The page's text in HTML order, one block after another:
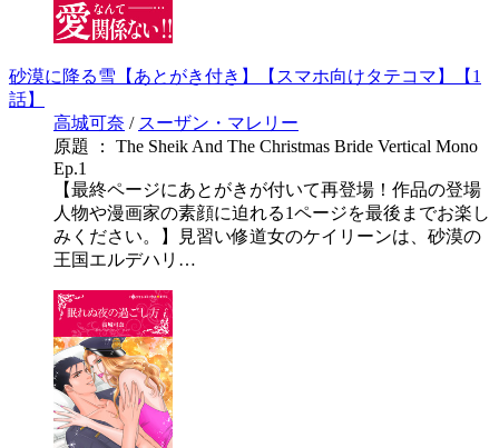
砂漠に降る雪【あとがき付き】【スマホ向けタテコマ】【1
話】
高城可奈 / スーザン・マレリー
原題 ： The Sheik And The Christmas Bride Vertical Mono
Ep.1
【最終ページにあとがきが付いて再登場！作品の登場
人物や漫画家の素顔に迫れる1ページを最後までお楽し
みください。】見習い修道女のケイリーンは、砂漠の
王国エルデハリ…